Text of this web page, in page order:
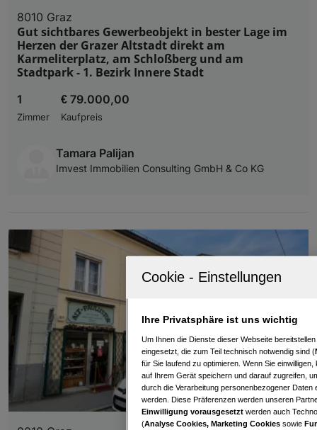
8010 Graz
Gut sichtbares Gewerbeobjekt in bester Lage im
Herzen der Grazer Altstadt direkt am
Karmeliterplatz, am Schloßberg und am
Stadtpark - 1. Bezirk Innere Stadt
1
Zimmer
€ 79.000,00
Kaufpreis
Tamara Palijan
Imvest Immobilien Consulting GmbH & Co KG
Ihre Privatsphäre ist uns wichtig
Um Ihnen die Dienste dieser Webseite
eingesetzt, die zum Teil technisch notwendig sind (
für Sie laufend zu optimieren. Wenn Sie
auf Ihrem Gerät speichern und darauf zugreifen,
durch die Verarbeitung personenbezogener
werden. Diese Präferenzen werden unseren
Einwilligung vorausgesetzt werden auch
(Analyse Cookies, Marketing Cookies sowie